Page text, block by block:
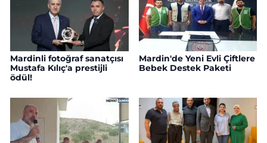
Mardinli fotoğraf sanatçısı
Mustafa Kılıç'a prestijli
ödül!
Mardin'de Yeni Evli Çiftlere
Bebek Destek Paketi